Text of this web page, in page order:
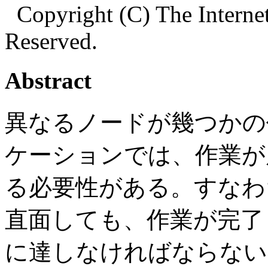
Copyright (C) The
Reserved.
Abstract
異なるノードが幾つか
ケーションでは、作業
る必要性がある。すな
直面しても、作業が完
に達しなければならな